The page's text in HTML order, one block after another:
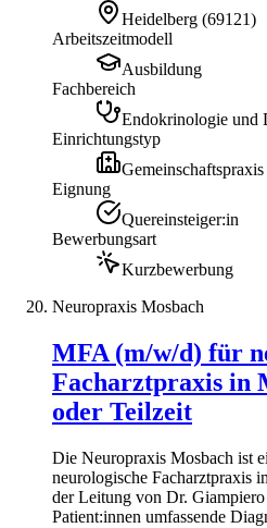
Heidelberg (69121)
Arbeitszeitmodell
Ausbildung
Fachbereich
Endokrinologie und
Einrichtungstyp
Eignung
Quereinsteiger:in
Bewerbungsart
Kurzbewerbung
Neuropraxis Mosbach
MFA (m/w/d) für
Facharztpraxis in
oder Teilzeit
Die Neuropraxis Mosbach ist
neurologische Facharztpraxis
der Leitung von Dr.
Patient:innen umfassende